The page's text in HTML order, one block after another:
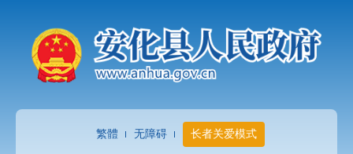
繁體 无障碍 长者关爱模式